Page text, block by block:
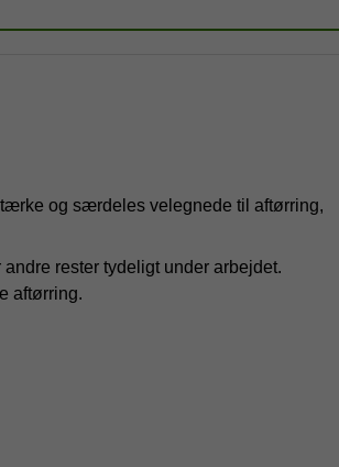
og særdeles velegnede til aftørring,
rester tydeligt under arbejdet.
aftørring.